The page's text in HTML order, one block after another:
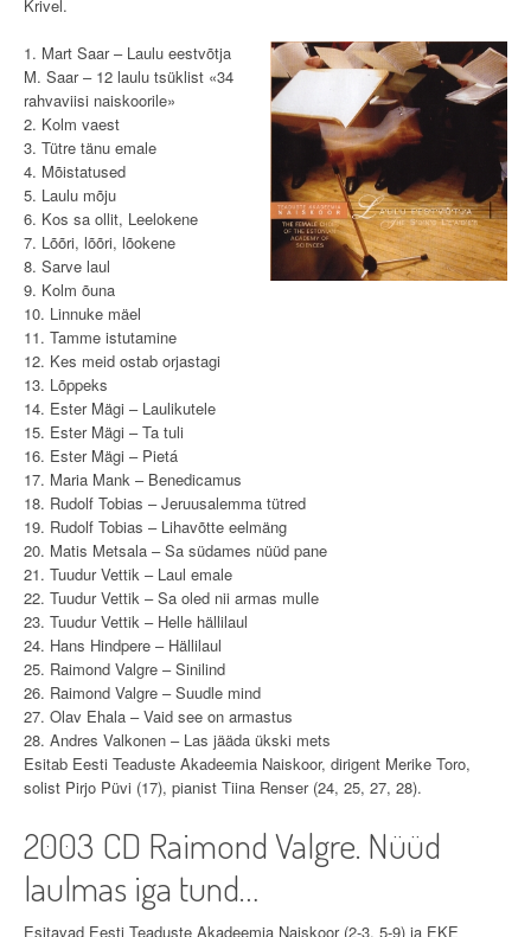
Krivel.
1. Mart Saar – Laulu eestvõtja
M. Saar – 12 laulu tsüklist «34
rahvaviisi naiskoorile»
2. Kolm vaest
3. Tütre tänu emale
4. Mõistatused
5. Laulu mõju
6. Kos sa ollit, Leelokene
7. Lõõri, lõõri, lõokene
8. Sarve laul
9. Kolm õuna
10. Linnuke mäel
11. Tamme istutamine
12. Kes meid ostab orjastagi
13. Lõppeks
14. Ester Mägi – Laulikutele
15. Ester Mägi – Ta tuli
16. Ester Mägi – Pietá
17. Maria Mank – Benedicamus
18. Rudolf Tobias – Jeruusalemma tütred
19. Rudolf Tobias – Lihavõtte eelmäng
20. Matis Metsala – Sa südames nüüd pane
21. Tuudur Vettik – Laul emale
22. Tuudur Vettik – Sa oled nii armas mulle
23. Tuudur Vettik – Helle hällilaul
24. Hans Hindpere – Hällilaul
25. Raimond Valgre – Sinilind
26. Raimond Valgre – Suudle mind
27. Olav Ehala – Vaid see on armastus
28. Andres Valkonen – Las jääda ükski mets
Esitab Eesti Teaduste Akadeemia Naiskoor, dirigent Merike Toro,
solist Pirjo Püvi (17), pianist Tiina Renser (24, 25, 27, 28).
2003 CD Raimond Valgre. Nüüd
laulmas iga tund…
Esitavad Eesti Teaduste Akadeemia Naiskoor (2-3, 5-9) ja EKE